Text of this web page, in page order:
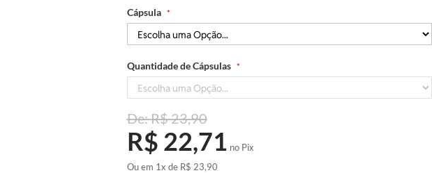
Cápsula
Quantidade de Cápsulas
R$ 23,90
R$ 22,71 no Pix
Ou em 1x de R$ 23,90